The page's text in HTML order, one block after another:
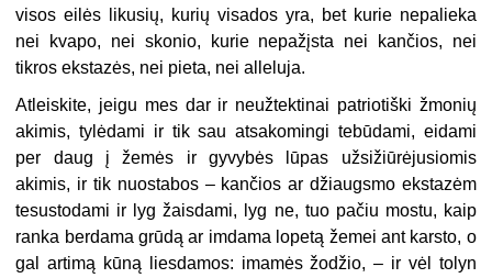
visos eilės likusių, kurių visados yra, bet kurie nepalieka
nei kvapo, nei skonio, kurie nepažįsta nei kančios, nei
tikros ekstazės, nei pieta, nei alleluja.
Atleiskite, jeigu mes dar ir neužtektinai patriotiški žmonių
akimis, tylėdami ir tik sau atsakomingi tebūdami, eidami
per daug į žemės ir gyvybės lūpas užsižiūrėjusiomis
akimis, ir tik nuostabos – kančios ar džiaugsmo ekstazėm
tesustodami ir lyg žaisdami, lyg ne, tuo pačiu mostu, kaip
ranka berdama grūdą ar imdama lopetą žemei ant karsto, o
gal artimą kūną liesdamos: imamės žodžio, – ir vėl tolyn